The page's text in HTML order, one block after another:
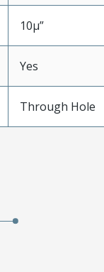
10µ”
Yes
Through Hole